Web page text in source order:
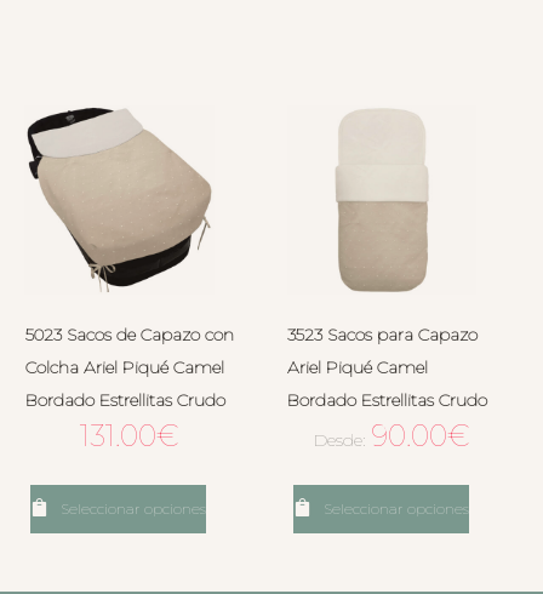
5023 Sacos de Capazo con
Colcha Ariel Piqué Camel
Bordado Estrellitas Crudo
131.00€
Seleccionar opciones
3523 Sacos para Capazo
Ariel Piqué Camel
Bordado Estrellitas Crudo
Desde: 90.00€
Seleccionar opciones